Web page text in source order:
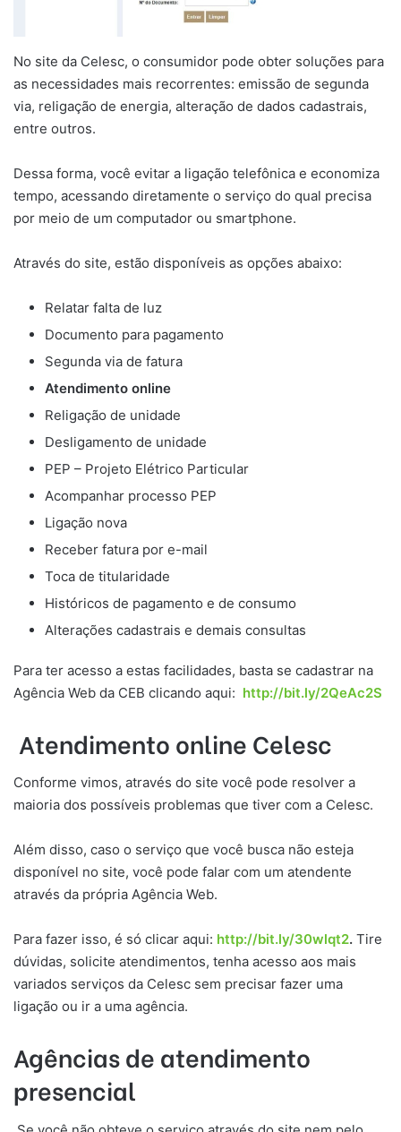
No site da Celesc, o consumidor pode obter soluções para
as necessidades mais recorrentes: emissão de segunda
via, religação de energia, alteração de dados cadastrais,
entre outros.
Dessa forma, você evitar a ligação telefônica e economiza
tempo, acessando diretamente o serviço do qual precisa
por meio de um computador ou smartphone.
Através do site, estão disponíveis as opções abaixo:
Relatar falta de luz
Documento para pagamento
Segunda via de fatura
Atendimento online
Religação de unidade
Desligamento de unidade
PEP – Projeto Elétrico Particular
Acompanhar processo PEP
Ligação nova
Receber fatura por e-mail
Toca de titularidade
Históricos de pagamento e de consumo
Alterações cadastrais e demais consultas
Para ter acesso a estas facilidades, basta se cadastrar na
Agência Web da CEB clicando aqui: http://bit.ly/2QeAc2S
Atendimento online Celesc
Conforme vimos, através do site você pode resolver a
maioria dos possíveis problemas que tiver com a Celesc.
Além disso, caso o serviço que você busca não esteja
disponível no site, você pode falar com um atendente
através da própria Agência Web.
Para fazer isso, é só clicar aqui: http://bit.ly/30wlqt2. Tire
dúvidas, solicite atendimentos, tenha acesso aos mais
variados serviços da Celesc sem precisar fazer uma
ligação ou ir a uma agência.
Agências de atendimento
presencial